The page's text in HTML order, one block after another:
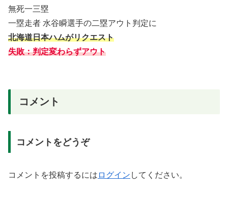
無死一三塁
一塁走者 水谷瞬選手の二塁アウト判定に
北海道日本ハムがリクエスト
失敗：判定変わらずアウト
コメント
コメントをどうぞ
コメントを投稿するには ログイン してください。